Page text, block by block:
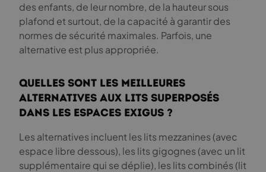
des enfants, de leur nombre, de la hauteur sous
plafond et surtout, de la capacité à garantir des
normes de sécurité maximales. Parfois, une
alternative est plus appropriée.
Quelles sont les meilleures
alternatives aux lits superposés
dans les espaces exigus ?
Les alternatives incluent les lits mezzanines (avec
espace libre dessous), les lits gigognes (avec un lit
supplémentaire qui se déplie), les lits combinés (lit